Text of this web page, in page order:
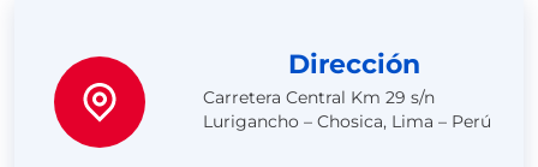
Dirección
Carretera Central Km 29 s/n
Lurigancho – Chosica, Lima – Perú